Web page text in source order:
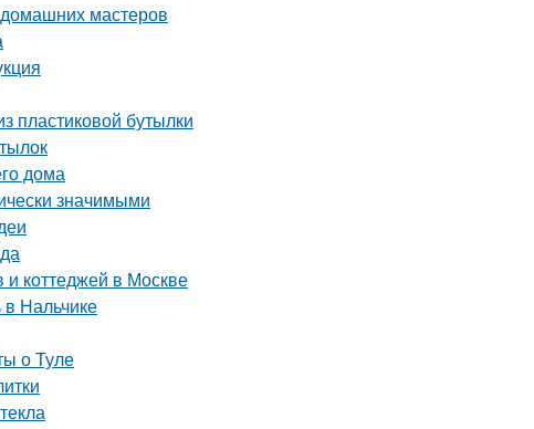
мастеров
пластиковой бутылки
дома
значимыми
коттеджей в Москве
Нальчике
о Туле